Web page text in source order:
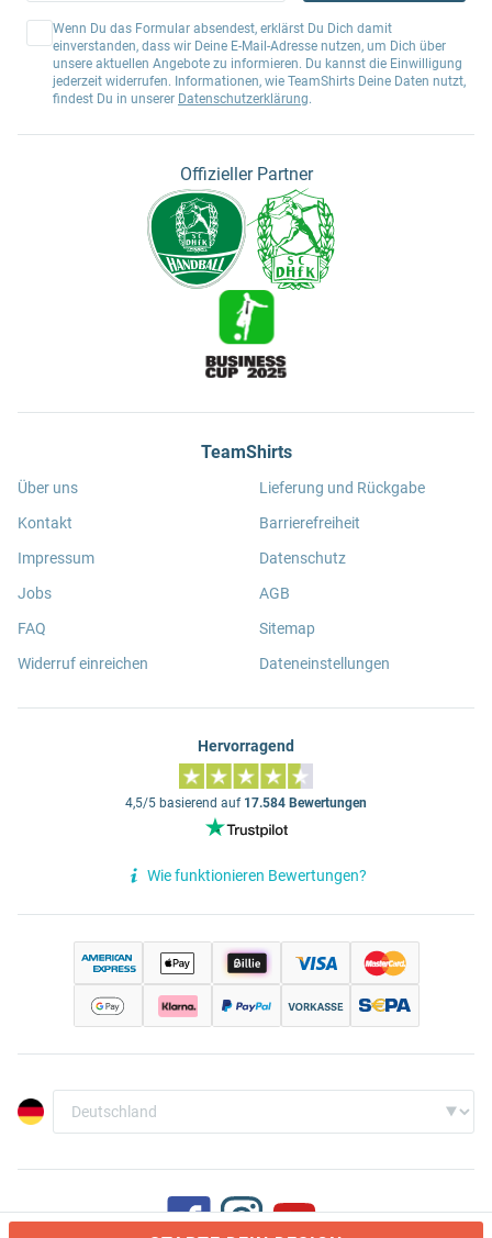
Wenn Du das Formular absendest, erklärst Du Dich damit
einverstanden, dass wir Deine E-Mail-Adresse nutzen, um Dich über
unsere aktuellen Angebote zu informieren. Du kannst die Einwilligung
jederzeit widerrufen. Informationen, wie TeamShirts Deine Daten nutzt,
findest Du in unserer Datenschutzerklärung.
Offizieller Partner
TeamShirts
Über uns
Kontakt
Impressum
Jobs
FAQ
Widerruf einreichen
Lieferung und Rückgabe
Barrierefreiheit
Datenschutz
AGB
Sitemap
Dateneinstellungen
Hervorragend
4,5/5 basierend auf 17.584 Bewertungen
Wie funktionieren Bewertungen?